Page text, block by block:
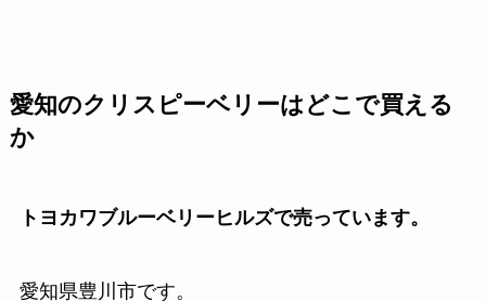
愛知のクリスピーベリーはどこで買える
か
トヨカワブルーベリーヒルズで売っています。
愛知県豊川市です。